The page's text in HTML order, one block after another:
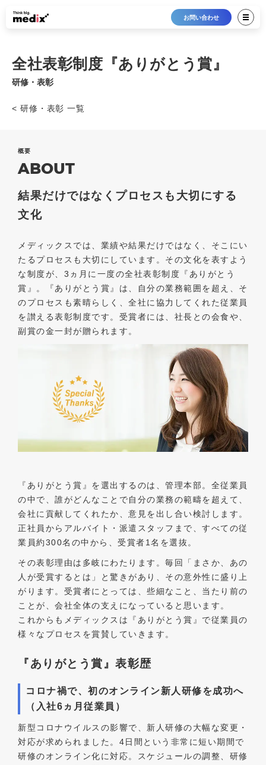
お問い合わせ
全社表彰制度『ありがとう賞』
研修・表彰
< 研修・表彰 一覧
概要
ABOUT
結果だけではなくプロセスも大切にする
文化
メディックスでは、業績や結果だけではなく、そこにい
たるプロセスも大切にしています。その文化を表すよう
な制度が、3ヵ月に一度の全社表彰制度『ありがとう
賞』。『ありがとう賞』は、自分の業務範囲を超え、そ
のプロセスも素晴らしく、全社に協力してくれた従業員
を讃える表彰制度です。受賞者には、社長との会食や、
副賞の金一封が贈られます。
『ありがとう賞』を選出するのは、管理本部。全従業員
の中で、誰がどんなことで自分の業務の範疇を超えて、
会社に貢献してくれたか、意見を出し合い検討します。
正社員からアルバイト・派遣スタッフまで、すべての従
業員約300名の中から、受賞者1名を選抜。
その表彰理由は多岐にわたります。毎回「まさか、あの
人が受賞するとは」と驚きがあり、その意外性に盛り上
がります。受賞者にとっては、些細なこと、当たり前の
ことが、会社全体の支えになっていると思います。
これからもメディックスは『ありがとう賞』で従業員の
様々なプロセスを賞賛していきます。
『ありがとう賞』表彰歴
コロナ禍で、初のオンライン新人研修を成功へ
（入社6ヵ月従業員）
新型コロナウイルスの影響で、新人研修の大幅な変更・
対応が求められました。4日間という非常に短い期間で
研修のオンライン化に対応。スケジュールの調整、研修